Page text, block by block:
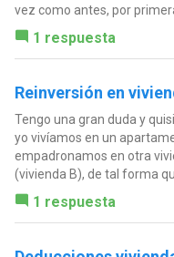
vez como antes, por
1 respuesta
Reinversión en
Tengo una gran duda y
yo vivíamos en un
empadronamos en otra
(vivienda B), de tal forma
1 respuesta